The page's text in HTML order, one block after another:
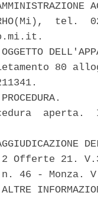
tel.
OGGETTO
80
aperta.
Offerte 21.
46 - Monza.
ALTRE